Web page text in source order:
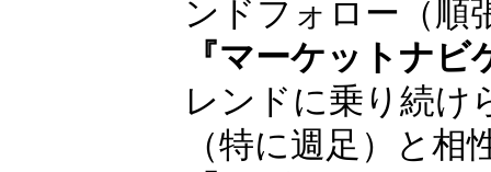
巨万の富を築いた
ョン・ヘンリー
や、タートルズの
産みの親リチャー